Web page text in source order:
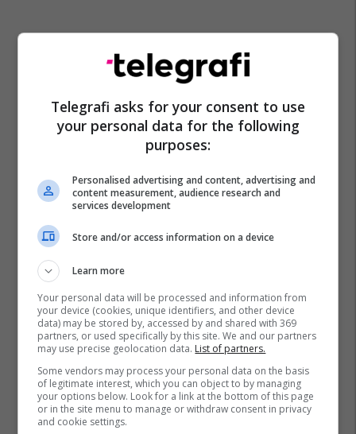
Telegrafi asks for your consent to use
your personal data for the following
purposes:
Personalised advertising and content, advertising and
content measurement, audience research and
services development
Store and/or access information on a device
Learn more
Your personal data will be processed and information from
your device (cookies, unique identifiers, and other device
data) may be stored by, accessed by and shared with 369
partners, or used specifically by this site. We and our partners
may use precise geolocation data. List of partners.
Some vendors may process your personal data on the basis
of legitimate interest, which you can object to by managing
your options below. Look for a link at the bottom of this page
or in the site menu to manage or withdraw consent in privacy
and cookie settings.